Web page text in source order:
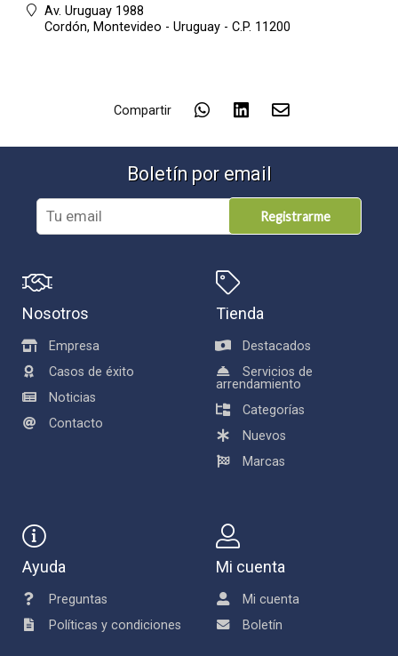
Av. Uruguay 1988
Cordón, Montevideo - Uruguay - C.P. 11200
Compartir
Boletín por email
Registrarme
Nosotros
Empresa
Casos de éxito
Noticias
Contacto
Tienda
Destacados
Servicios de
arrendamiento
Categorías
Nuevos
Marcas
Ayuda
Preguntas
Políticas y condiciones
Mi cuenta
Mi cuenta
Boletín